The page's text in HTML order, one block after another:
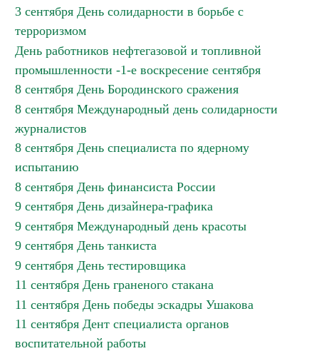
3 сентября День солидарности в борьбе с
терроризмом
День работников нефтегазовой и топливной
промышленности -1-е воскресение сентября
8 сентября День Бородинского сражения
8 сентября Международный день солидарности
журналистов
8 сентября День специалиста по ядерному
испытанию
8 сентября День финансиста России
9 сентября День дизайнера-графика
9 сентября Международный день красоты
9 сентября День танкиста
9 сентября День тестировщика
11 сентября День граненого стакана
11 сентября День победы эскадры Ушакова
11 сентября Дент специалиста органов
воспитательной работы